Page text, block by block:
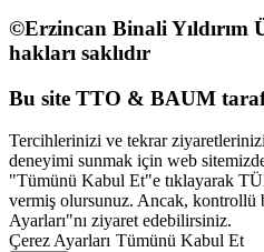
©Erzincan Binali Yıldırım
hakları saklıdır
Bu site TTO & BAUM
Tercihlerinizi ve tekrar
deneyimi sunmak için web
"Tümünü Kabul Et"e tıklayarak
vermiş olursunuz. Ancak,
Ayarları"nı ziyaret edebilirsiniz.
Çerez Ayarları Tümünü Kabul Et